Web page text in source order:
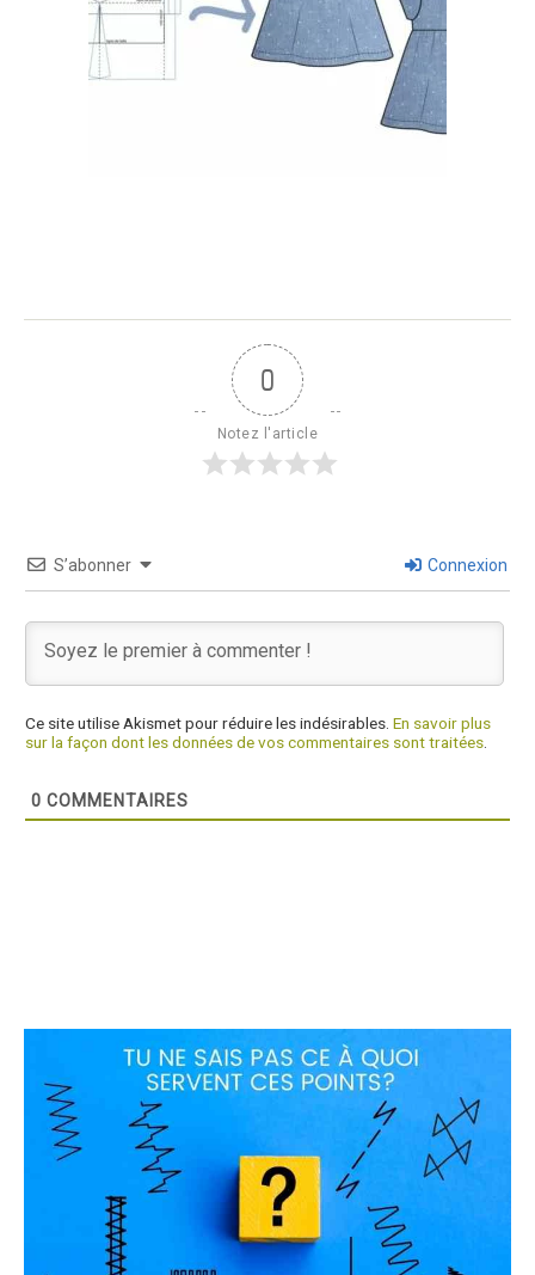
0
Notez l'article
S’abonner Connexion
Ce site utilise Akismet pour réduire les indésirables. En savoir plus
sur la façon dont les données de vos commentaires sont traitées
0 COMMENTAIRES